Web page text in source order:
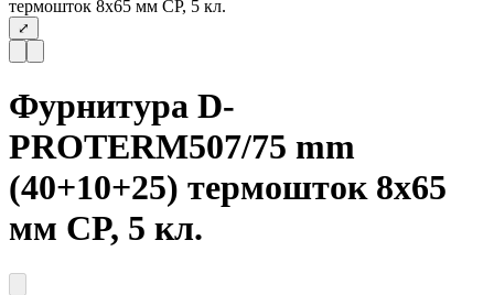
термошток 8х65 мм CP, 5 кл.
⤢
Фурнитура D-
PROTERM507/75 mm
(40+10+25) термошток 8х65
мм CP, 5 кл.